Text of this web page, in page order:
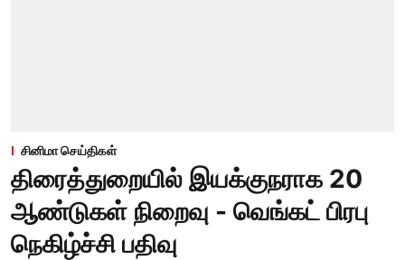
சினிமா செய்திகள்
திரைத்துறையில் இயக்குநராக 20
ஆண்டுகள் நிறைவு - வெங்கட் பிரபு
நெகிழ்ச்சி பதிவு